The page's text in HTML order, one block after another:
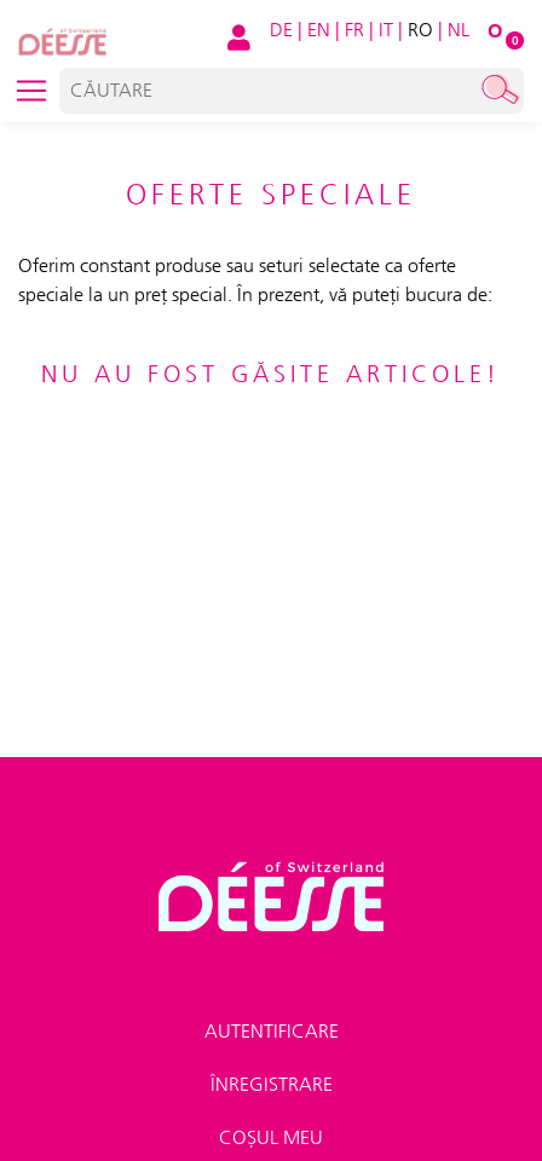
O 0
DE | EN | FR | IT | RO | NL
OFERTE SPECIALE
Oferim constant produse sau seturi selectate ca oferte
speciale la un preț special. În prezent, vă puteți bucura de:
NU AU FOST GĂSITE ARTICOLE!
AUTENTIFICARE
ÎNREGISTRARE
COȘUL MEU